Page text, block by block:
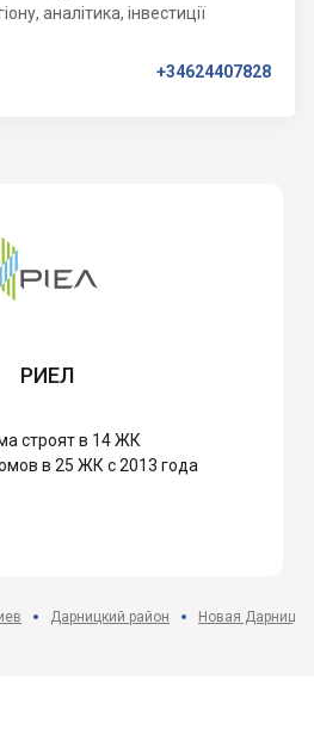
аналітика, інвестиції
+34624407828
РИЕЛ
строят в 14 ЖК
в 25 ЖК с 2013 года
Дарницкий район Новая Дарница